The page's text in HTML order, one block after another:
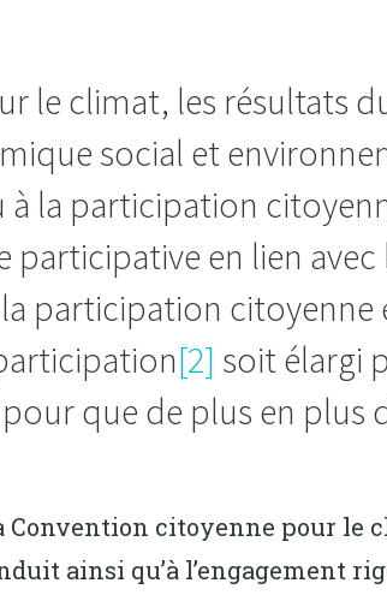
le climat, les résultats
social et
à la participation
participative en lien
participation
[2] soit élargi
que de plus en plus
Convention citoyenne pour le
ainsi qu’à l’engagement